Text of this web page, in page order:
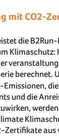
mit CO2-
die
Klimaschutz:
berechnet.
-Emissionen,
und die
Zertifikate aus